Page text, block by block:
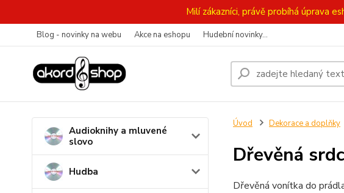
Milí zákazníci, právě probíhá úprava
Blog - novinky na webu Akce na eshopu Hudební novinky...
Audioknihy a mluvené
slovo
Hudba
Úvod Dekorace a doplňky
Dřevěná
Dřevěná vonítka do